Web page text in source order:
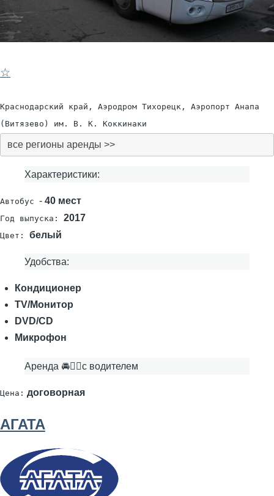
☆
Краснодарский край, Аэродром Тихорецк, Аэропорт Анапа
(Витязево) им. В. К. Коккинаки
все регионы аренды >>
Характеристики:
Автобус - 40 мест
Год выпуска: 2017
Цвет: белый
Удобства:
Кондиционер
TV/Монитор
DVD/CD
Микрофон
Аренда 🚘👨‍✈с водителем
Цена: договорная
АГАТА